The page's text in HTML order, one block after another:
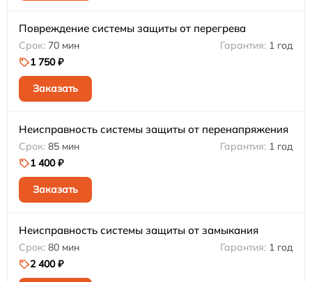
Повреждение системы защиты от перегрева
70 мин
1 год
1 750 ₽
Заказать
Неисправность системы защиты от перенапряжения
85 мин
1 год
1 400 ₽
Заказать
Неисправность системы защиты от замыкания
80 мин
1 год
2 400 ₽